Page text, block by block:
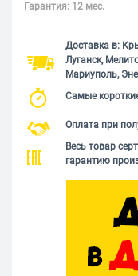
Гарантия: 12 мес.
Доставка в:
Луганск,
Мариуполь,
Самые
Оплата при
Весь товар
гарантию